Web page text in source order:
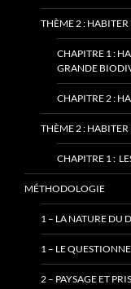
THÈME 2 : HABITER
CHAPITRE 1 :
GRANDE
CHAPITRE 2 :
THÈME 2 :
CHAPITRE 1 :
MÉTHODOLOGIE
1 – LA NATURE DU
1 – LE
2 – PAYSAGE ET